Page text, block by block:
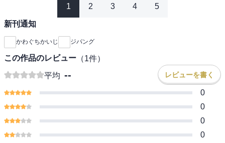
1 2 3 4 5
新刊通知
かわぐちかいじ ジパング
この作品のレビュー （1件）
平均 -- レビューを書く
0
0
0
0